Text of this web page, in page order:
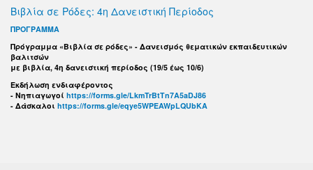
Βιβλία σε Ρόδες: 4η Δανειστική Περίοδος
ΠΡΟΓΡΑΜΜΑ
Πρόγραμμα «Βιβλία σε ρόδες» - Δανεισμός θεματικών εκπαιδευτικών
βαλιτσών
με βιβλία, 4η δανειστική περίοδος (19/5 έως 10/6)
Εκδήλωση ενδιαφέροντος
- Νηπιαγωγοί https://forms.gle/LkmTrBtTn7A5aDJ86
- Δάσκαλοι https://forms.gle/eqye5WPEAWpLQUbKA